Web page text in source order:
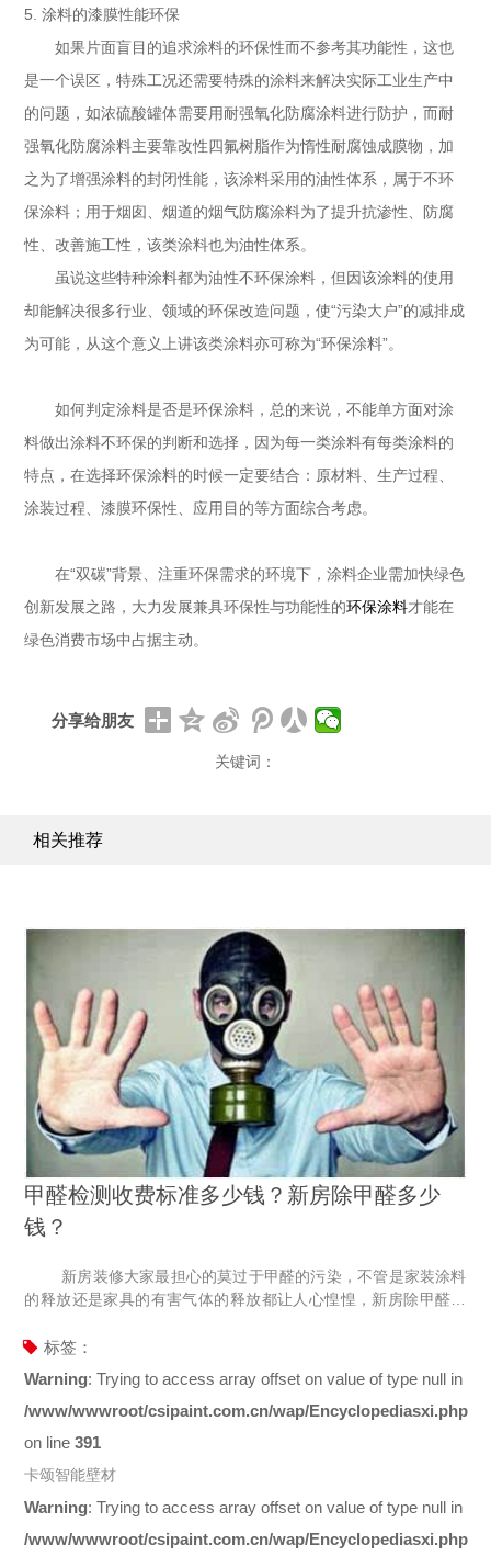
5.涂料的漆膜性能环保
如果片面盲目的追求涂料的环保性而不参考其功能性，这也
是一个误区，特殊工况还需要特殊的涂料来解决实际工业生产中
的问题，如浓硫酸罐体需要用耐强氧化防腐涂料进行防护，而耐
强氧化防腐涂料主要靠改性四氟树脂作为惰性耐腐蚀成膜物，加
之为了增强涂料的封闭性能，该涂料采用的油性体系，属于不环
保涂料；用于烟囱、烟道的烟气防腐涂料为了提升抗渗性、防腐
性、改善施工性，该类涂料也为油性体系。
虽说这些特种涂料都为油性不环保涂料，但因该涂料的使用
却能解决很多行业、领域的环保改造问题，使“污染大户”的减排成
为可能，从这个意义上讲该类涂料亦可称为“环保涂料”。
如何判定涂料是否是环保涂料，总的来说，不能单方面对涂
料做出涂料不环保的判断和选择，因为每一类涂料有每类涂料的
特点，在选择环保涂料的时候一定要结合：原材料、生产过程、
涂装过程、漆膜环保性、应用目的等方面综合考虑。
在“双碳”背景、注重环保需求的环境下，涂料企业需加快绿色
创新发展之路，大力发展兼具环保性与功能性的环保涂料才能在
绿色消费市场中占据主动。
分享给朋友
关键词：
相关推荐
甲醛检测收费标准多少钱？新房除甲醛多少
钱？
新房装修大家最担心的莫过于甲醛的污染，不管是家装涂料
的释放还是家具的有害气体的释放都让人心惶惶，新房除甲醛已
收费标准又是什么呢？下面就这两个问题给大家做个详细的分
害大，钟南山院士就在两会期间指出室内污染远大于室外PM2.5
的污染，由此可见新房除甲醛等有害气体的必要性。 &nbs
标签：
Warning: Trying to access array offset on value of type null in
/www/wwwroot/csipaint.com.cn/wap/Encyclopediasxi.php
on line391
卡颂智能壁材
Warning: Trying to access array offset on value of type null in
/www/wwwroot/csipaint.com.cn/wap/Encyclopediasxi.php